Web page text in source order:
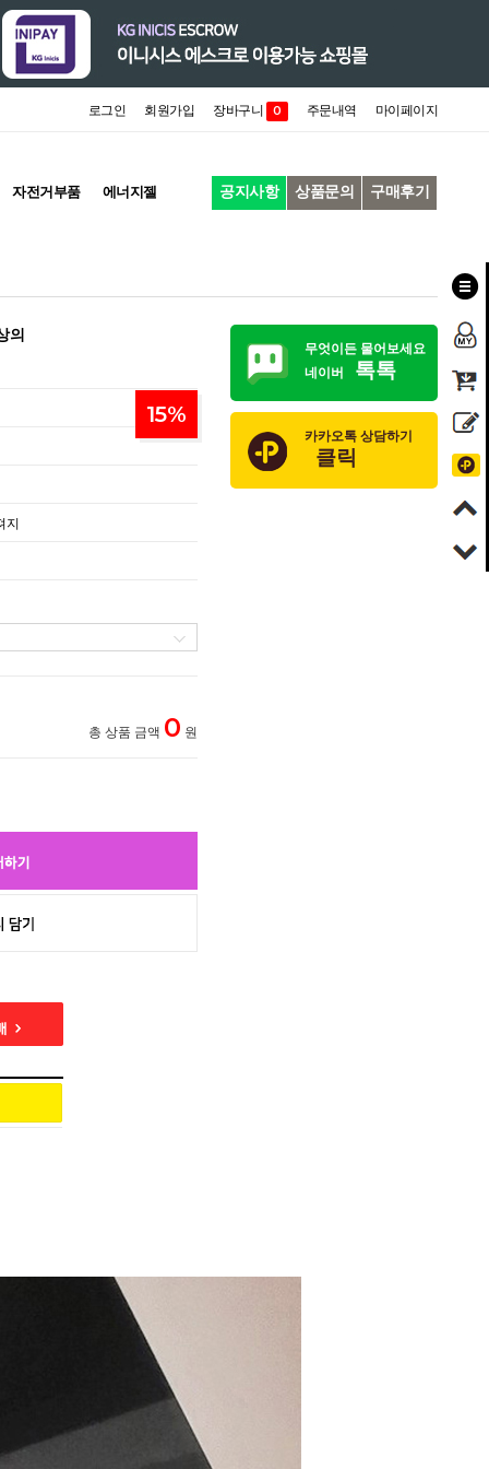
로그인 회원가입 장바구니 0 주문내역 마이페이지
자전거부품 에너지젤 공지사항 상품문의 구매후기
의
15%
지
총 상품 금액 0 원
무엇이든 물어보세요
네이버
톡톡
카카오톡 상담하기
클릭